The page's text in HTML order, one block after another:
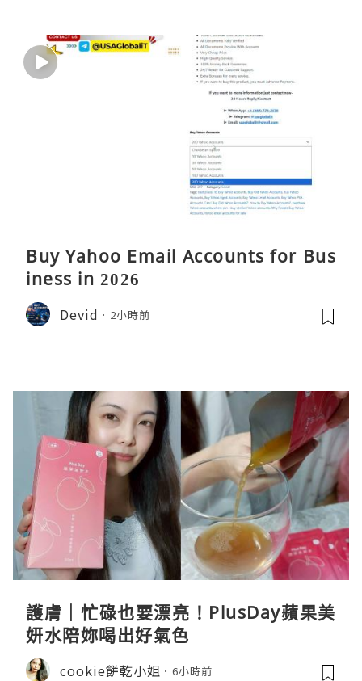
Buy Yahoo Email Accounts for Bus
iness in 2026
Devid 2小時前
護膚｜忙碌也要漂亮！PlusDay蘋果美
妍水陪妳喝出好氣色
cookie餅乾小姐 6小時前